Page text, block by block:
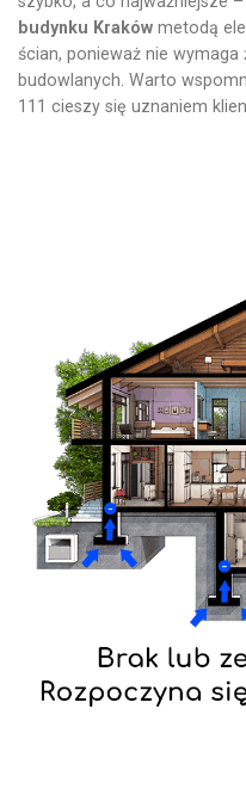
budynku Kraków metodą
ścian, ponieważ nie
budowlanych. Warto
111 cieszy się uznaniem